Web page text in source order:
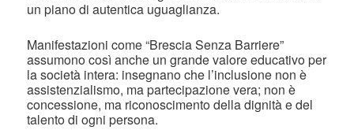
un piano di autentica uguaglianza.
Manifestazioni come “Brescia Senza Barriere”
assumono così anche un grande valore educativo per
la società intera: insegnano che l’inclusione non è
assistenzialismo, ma partecipazione vera; non è
concessione, ma riconoscimento della dignità e del
talento di ogni persona.